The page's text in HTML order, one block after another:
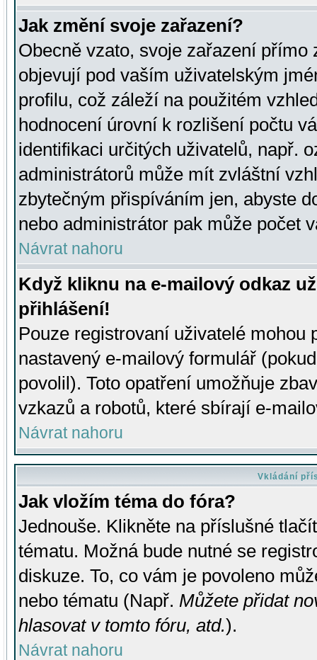
Jak změní svoje zařazení?
Obecně vzato, svoje zařazení přímo
objevují pod vaším uživatelským
profilu, což záleží na použitém
hodnocení úrovní k rozlišení počtu
identifikaci určitých uživatelů, např.
administrátorů může mít zvláštní
zbytečným přispíváním jen, abyste
nebo administrátor pak může počet
Návrat nahoru
Když kliknu na e-mailový odkaz
přihlášení!
Pouze registrovaní uživatelé mohou
nastavený e-mailový formulář
povolil). Toto opatření umožňuje
vzkazů a robotů, které sbírají e-
Návrat nahoru
Vkládání
Jak vložím téma do fóra?
Jednouše. Klikněte na příslušné
tématu. Možná bude nutné se
diskuze. To, co vám je povoleno
nebo tématu (Např. Můžete přidat
hlasovat v tomto fóru, atd.).
Návrat nahoru